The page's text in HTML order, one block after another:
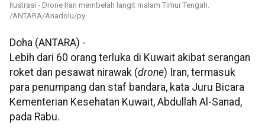
Ilustrasi - Drone Iran membelah langit malam Timur Tengah.
/ANTARA/Anadolu/py
Doha (ANTARA) -
Lebih dari 60 orang terluka di Kuwait akibat serangan
roket dan pesawat nirawak (drone) Iran, termasuk
para penumpang dan staf bandara, kata Juru Bicara
Kementerian Kesehatan Kuwait, Abdullah Al-Sanad,
pada Rabu.